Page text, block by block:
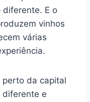
E o
vinhos
várias
perto da capital
diferente e